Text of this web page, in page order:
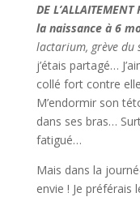
DE
la naissance à 6
lactarium, grève du
j’étais partagé…
collé fort contre
M’endormir son
dans ses bras…
fatigué…
Mais dans la
envie ! Je préférais